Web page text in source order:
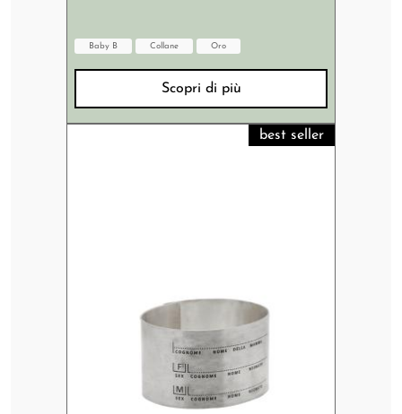
Baby B Collane Oro
Scopri di più
best seller